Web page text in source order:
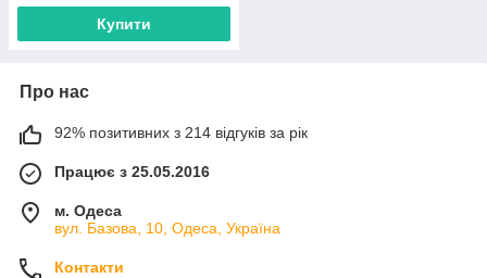
Купити
Про нас
92% позитивних з 214 відгуків за рік
Працює з 25.05.2016
м. Одеса
вул. Базова, 10, Одеса, Україна
Контакти